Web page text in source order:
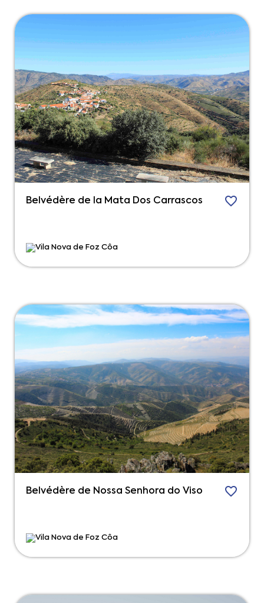
Belvédère de la Mata Dos Carrascos
Vila Nova de Foz Côa
Belvédère de Nossa Senhora do Viso
Vila Nova de Foz Côa